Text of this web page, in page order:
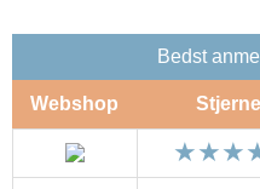
Bedst
Webshop